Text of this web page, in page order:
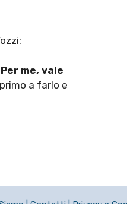
Per me, vale
a farlo e